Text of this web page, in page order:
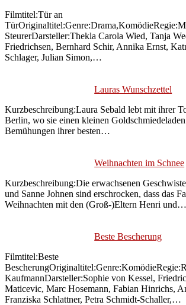
Filmtitel:Tür an
SteurerDarsteller:Thekla Carola Wied, Tanja
Friedrichsen, Bernhard Schir, Annika Ernst,
Schlager, Julian Simon,…
Lauras Wunschzettel
Kurzbeschreibung:Laura Sebald lebt mit ihrer
Berlin, wo sie einen kleinen
Bemühungen ihrer besten…
Weihnachten im Schnee
Kurzbeschreibung:Die erwachsenen
und Sanne Johnen sind erschrocken, dass das
Weihnachten mit den (Groß-)Eltern Henri und…
Beste Bescherung
Filmtitel:Beste
KaufmannDarsteller:Sophie von Kessel,
Maticevic, Marc Hosemann, Fabian Hinrichs,
Franziska Schlattner, Petra Schmidt-Schaller,…